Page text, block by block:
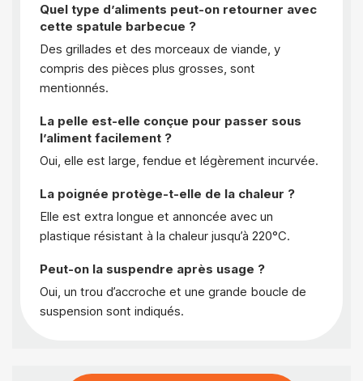
Quel type d’aliments peut-on retourner avec
cette spatule barbecue ?
Des grillades et des morceaux de viande, y
compris des pièces plus grosses, sont
mentionnés.
La pelle est-elle conçue pour passer sous
l’aliment facilement ?
Oui, elle est large, fendue et légèrement incurvée.
La poignée protège-t-elle de la chaleur ?
Elle est extra longue et annoncée avec un
plastique résistant à la chaleur jusqu’à 220°C.
Peut-on la suspendre après usage ?
Oui, un trou d’accroche et une grande boucle de
suspension sont indiqués.